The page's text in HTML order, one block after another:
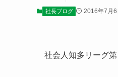
社長ブログ 2016年7月6
社会人知多リーグ